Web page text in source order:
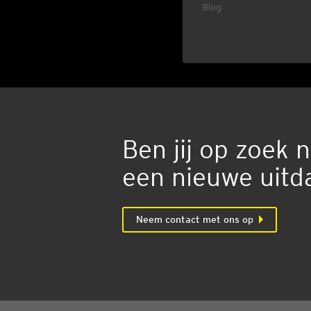
Blog
Ben jij op zoek
een nieu­we
Neem contact met ons op